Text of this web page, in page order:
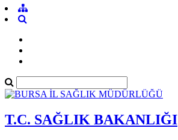
T.C. SAĞLIK BAKANLIĞI